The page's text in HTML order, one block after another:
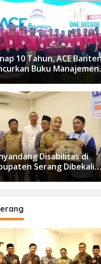
10 Tahun, ACE
Buku Manajemen
Disabilitas di
Serang Dibekali
Pengolahan Hasil